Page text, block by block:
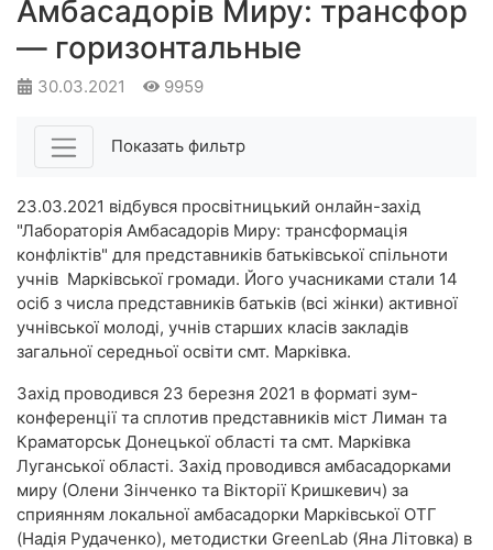
Амбасадорів Миру: трансфор
— горизонтальные
30.03.2021 9959
Показать фильтр
23.03.2021 відбувся просвітницький онлайн-захід
"Лабораторія Амбасадорів Миру: трансформація
конфліктів" для представників батьківської спільноти
учнів Марківської громади. Його учасниками стали 14
осіб з числа представників батьків (всі жінки) активної
учнівської молоді, учнів старших класів закладів
загальної середньої освіти смт. Марківка.
Захід проводився 23 березня 2021 в форматі зум-
конференції та сплотив представників міст Лиман та
Краматорськ Донецької області та смт. Марківка
Луганської області. Захід проводився амбасадорками
миру (Олени Зінченко та Вікторії Кришкевич) за
сприянням локальної амбасадорки Марківської ОТГ
(Надія Рудаченко), методистки GreenLab (Яна Літовка) в